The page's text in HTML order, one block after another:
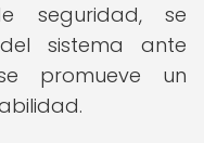
seguridad, se
sistema ante
promueve un